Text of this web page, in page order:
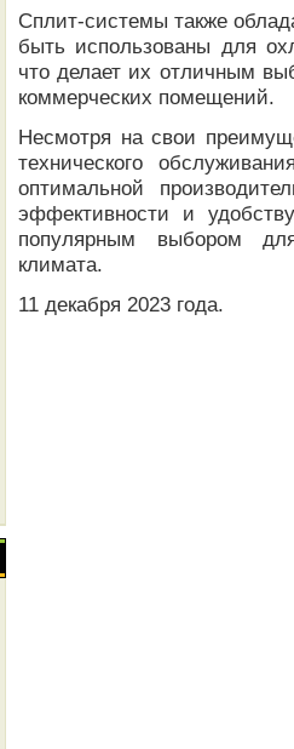
Сплит-системы также
быть использованы для
что делает их отличным
коммерческих помещений.
Несмотря на свои
технического
оптимальной
эффективности и
популярным выбором
климата.
11 декабря 2023 года.